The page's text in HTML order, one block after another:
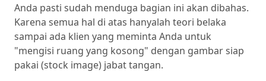
Anda pasti sudah menduga bagian ini akan dibahas.
Karena semua hal di atas hanyalah teori belaka
sampai ada klien yang meminta Anda untuk
"mengisi ruang yang kosong" dengan gambar siap
pakai (stock image) jabat tangan.